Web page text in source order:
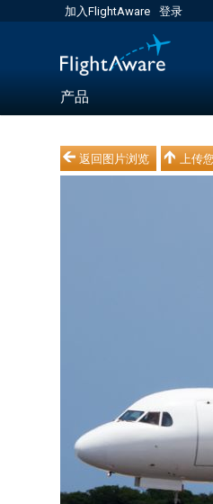
加入FlightAware 登录
产品
返回图片浏览 上传